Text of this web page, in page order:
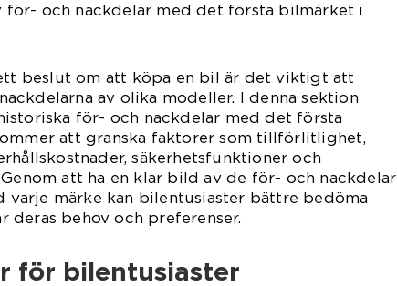
för- och nackdelar med det första bilmärket i
beslut om att köpa en bil är det viktigt att
av olika modeller. I denna sektion
för- och nackdelar med det första
att granska faktorer som tillförlitlighet,
säkerhetsfunktioner och
att ha en klar bild av de för- och nackdelar
varje märke kan bilentusiaster bättre bedöma
deras behov och preferenser.
för bilentusiaster